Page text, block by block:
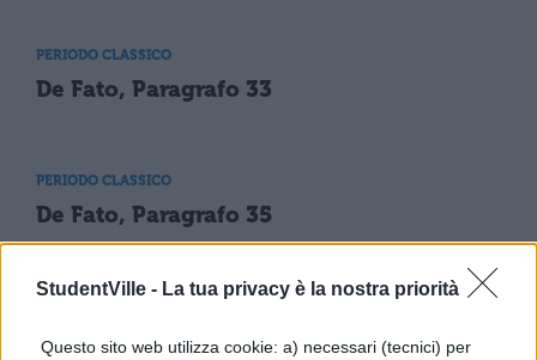
StudentVille - La tua privacy è la nostra priorità
Questo sito web utilizza cookie: a) necessari (tecnici) per
PERIODO CLASSICO
De Fato, Paragrafo 33
PERIODO CLASSICO
De Fato, Paragrafo 35
De Fato, Paragrafo 11